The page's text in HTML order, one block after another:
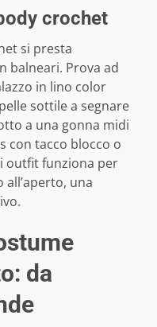
crochet
si presta
balneari. Prova ad
in lino color
sottile a segnare
a una gonna midi
con tacco blocco o
outfit funziona per
una
da